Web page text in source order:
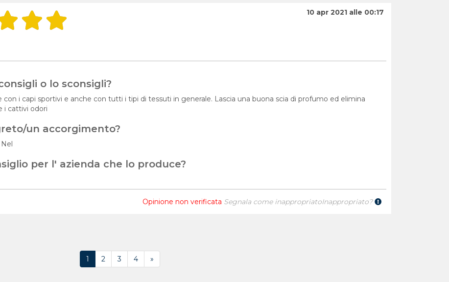
10 apr 2021 alle 00:17
o lo sconsigli?
con i capi sportivi e anche con tutti i tipi di tessuti in generale. Lascia una buona scia di profumo ed elimina
i cattivi odori
un accorgimento?
per l' azienda che lo produce?
Opinione non verificata Segnala come inappropriatoInappropriato?
1 2 3 4 »